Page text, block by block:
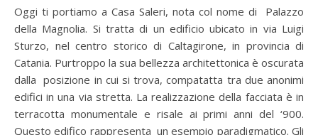
Oggi ti portiamo a Casa Saleri, nota col nome di Palazzo
della Magnolia. Si tratta di un edificio ubicato in via Luigi
Sturzo, nel centro storico di Caltagirone, in provincia di
Catania. Purtroppo la sua bellezza architettonica è oscurata
dalla posizione in cui si trova, compatatta tra due anonimi
edifici in una via stretta. La realizzazione della facciata è in
terracotta monumentale e risale ai primi anni del ‘900.
Questo edifico rappresenta un esempio paradigmatico. Gli